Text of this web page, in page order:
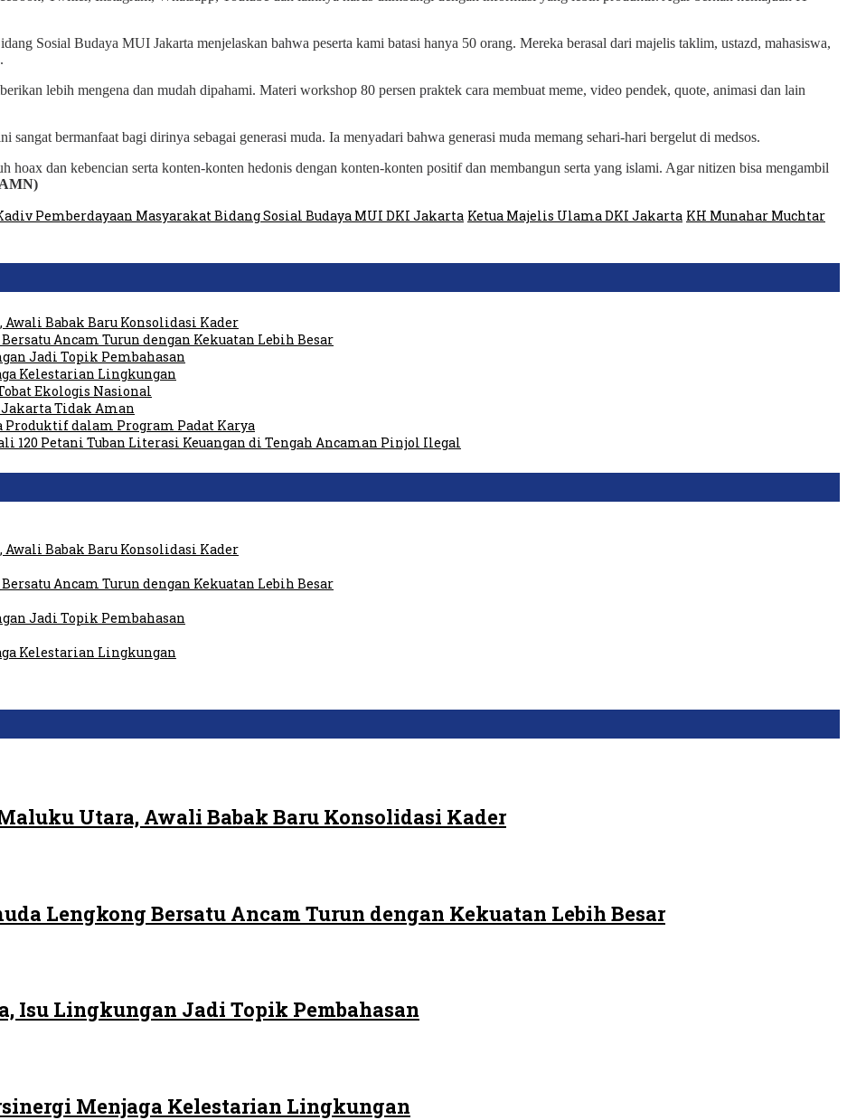
Sosial Budaya MUI Jakarta menjelaskan bahwa peserta kami batasi hanya 50 orang. Mereka berasal dari majelis taklim, ustazd, mahasiswa,
lebih mengena dan mudah dipahami. Materi workshop 80 persen praktek cara membuat meme, video pendek, quote, animasi dan lain
bermanfaat bagi dirinya sebagai generasi muda. Ia menyadari bahwa generasi muda memang sehari-hari bergelut di medsos.
hoax dan kebencian serta konten-konten hedonis dengan konten-konten positif dan membangun serta yang islami. Agar nitizen bisa mengambil
Pemberdayaan Masyarakat Bidang Sosial Budaya MUI DKI Jakarta Ketua Majelis Ulama DKI Jakarta KH Munahar Muchtar
Babak Baru Konsolidasi Kader
Ancam Turun dengan Kekuatan Lebih Besar
Jadi Topik Pembahasan
Kelestarian Lingkungan
Ekologis Nasional
Tidak Aman
Produktif dalam Program Padat Karya
120 Petani Tuban Literasi Keuangan di Tengah Ancaman Pinjol Ilegal
Babak Baru Konsolidasi Kader
Ancam Turun dengan Kekuatan Lebih Besar
Jadi Topik Pembahasan
Kelestarian Lingkungan
Utara, Awali Babak Baru Konsolidasi Kader
Lengkong Bersatu Ancam Turun dengan Kekuatan Lebih Besar
Isu Lingkungan Jadi Topik Pembahasan
Menjaga Kelestarian Lingkungan